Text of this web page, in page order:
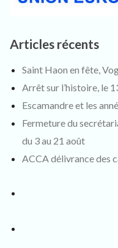
Articles récents
Saint Haon en fête,
Arrêt sur l’histoire, le
Escamandre et les
Fermeture du
du 3 au 21 août
ACCA délivrance des